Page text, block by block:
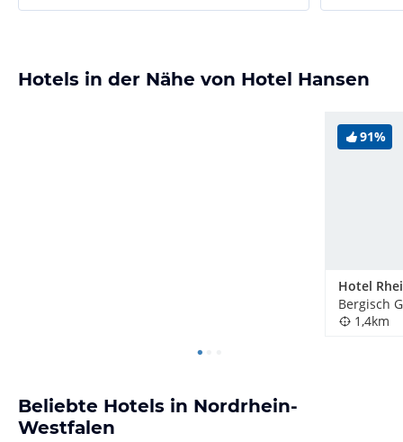
Hotels in der Nähe von Hotel Hansen
91%
Bergisch
1,4km
Beliebte Hotels in Nordrhein-
Westfalen